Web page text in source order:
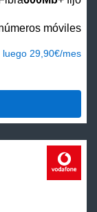
móviles
luego 29,90€/mes